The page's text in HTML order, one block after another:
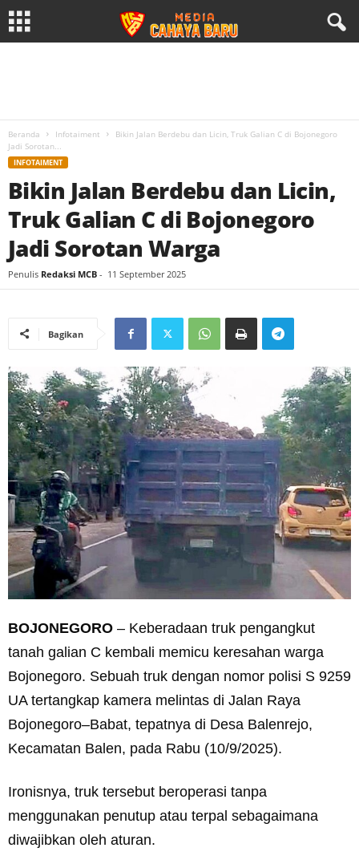
Beranda Infotaiment
Bikin Jalan Berdebu dan Licin, Truk Galian C di Bojonegoro
Jadi Sorotan...
INFOTAIMENT
Bikin Jalan Berdebu dan Licin,
Truk Galian C di Bojonegoro
Jadi Sorotan Warga
Penulis Redaksi MCB - 11 September 2025
Bagikan
BOJONEGORO – Keberadaan truk pengangkut
tanah galian C kembali memicu keresahan warga
Bojonegoro. Sebuah truk dengan nomor polisi S 9259
UA tertangkap kamera melintas di Jalan Raya
Bojonegoro–Babat, tepatnya di Desa Balenrejo,
Kecamatan Balen, pada Rabu (10/9/2025).
Ironisnya, truk tersebut beroperasi tanpa
menggunakan penutup atau terpal sebagaimana
diwajibkan oleh aturan.